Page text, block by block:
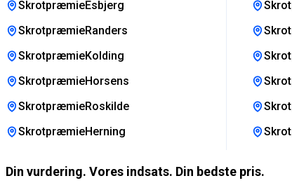
SkrotpræmieEsbjerg
SkrotpræmieRanders
SkrotpræmieKolding
SkrotpræmieHorsens
SkrotpræmieRoskilde
SkrotpræmieHerning
Din vurdering. Vores indsats. Din bedste pris.